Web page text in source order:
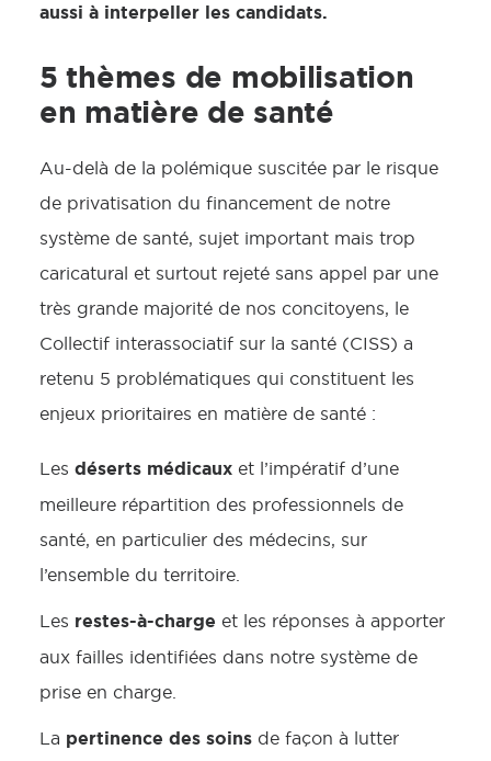
aussi à interpeller les candidats.
5 thèmes de mobilisation
en matière de santé
Au-delà de la polémique suscitée par le risque
de privatisation du financement de notre
système de santé, sujet important mais trop
caricatural et surtout rejeté sans appel par une
très grande majorité de nos concitoyens, le
Collectif interassociatif sur la santé (CISS) a
retenu 5 problématiques qui constituent les
enjeux prioritaires en matière de santé :
Les déserts médicaux et l’impératif d’une
meilleure répartition des professionnels de
santé, en particulier des médecins, sur
l’ensemble du territoire.
Les restes-à-charge et les réponses à apporter
aux failles identifiées dans notre système de
prise en charge.
La pertinence des soins de façon à lutter